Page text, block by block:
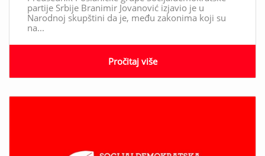
partije Srbije Branimir Jovanović izjavio je u
Narodnoj skupštini da je, među zakonima koji su
na...
Pročitaj više